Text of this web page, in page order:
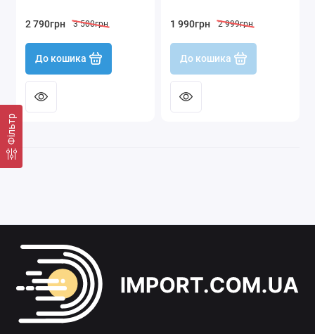
Фільтр
2 790грн 3 500грн
До кошика
1 990грн 2 999грн
До кошика